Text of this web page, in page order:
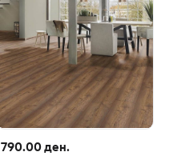
790.00 ден.